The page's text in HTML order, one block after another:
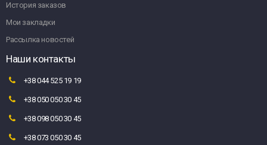
История заказов
Мои закладки
Рассылка новостей
Наши контакты
+38 044 525 19 19
+38 050 050 30 45
+38 098 050 30 45
+38 073 050 30 45